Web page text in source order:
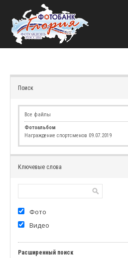
Поиск
Все файлы
Фотоальбом
Награждение спортсменов 09.07.2019
Ключевые слова
Фото
Видео
Расширенный поиск